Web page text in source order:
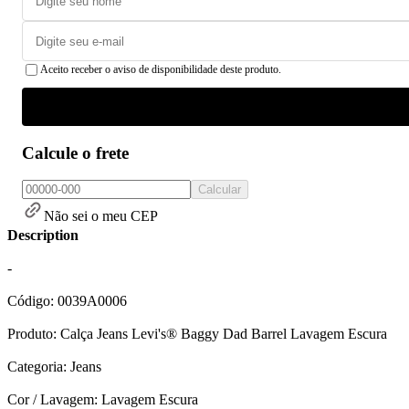
Aceito receber o aviso de disponibilidade deste produto.
Calcule o frete
Calcular
Não sei o meu CEP
Description
-
Código: 0039A0006
Produto: Calça Jeans Levi's® Baggy Dad Barrel Lavagem Escura
Categoria: Jeans
Cor / Lavagem: Lavagem Escura